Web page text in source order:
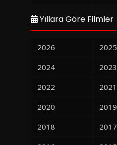
Yıllara Göre Filmler
2026
2025
2024
2023
2022
2021
2020
2019
2018
2017